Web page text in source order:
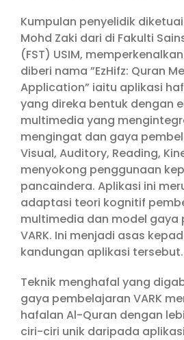
Kumpulan penyelidik
Mohd Zaki dari di Fakulti
(FST) USIM,
diberi nama ”EzHifz: Quran
Application” iaitu aplikasi
yang direka bentuk dengan
multimedia yang
mengingat dan gaya
Visual, Auditory, Reading,
menyokong penggunaan
pancaindera. Aplikasi ini
adaptasi teori kognitif
multimedia dan model gaya
VARK. Ini menjadi asas
kandungan aplikasi tersebut.
Teknik menghafal yang
gaya pembelajaran VARK
hafalan Al-Quran dengan
ciri-ciri unik daripada